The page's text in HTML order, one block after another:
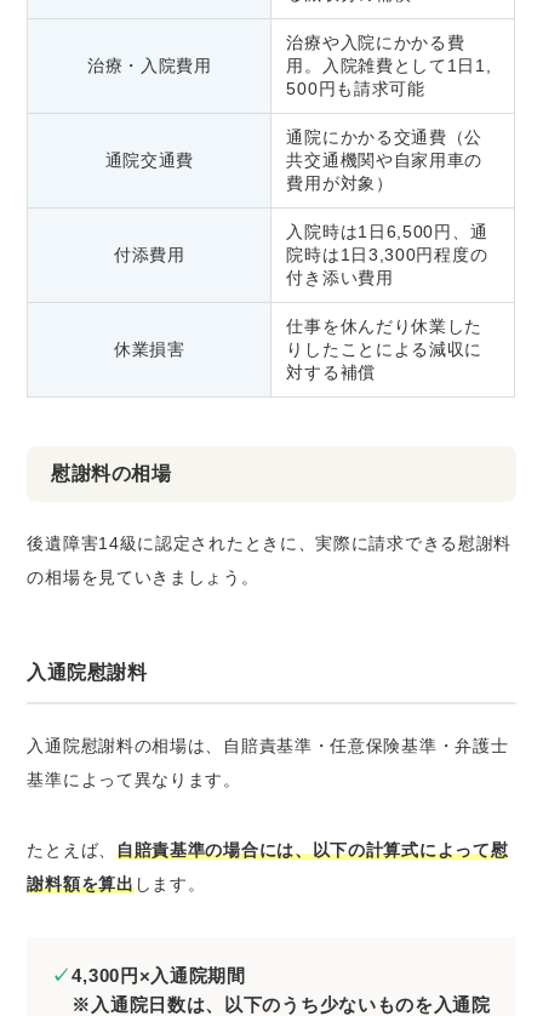
治療・入院費用
治療や入院にかかる費
用。入院雑費として1日1,
500円も請求可能
通院交通費
通院にかかる交通費（公
共交通機関や自家用車の
費用が対象）
付添費用
入院時は1日6,500円、通
院時は1日3,300円程度の
付き添い費用
休業損害
仕事を休んだり休業した
りしたことによる減収に
対する補償
慰謝料の相場
後遺障害14級に認定されたときに、実際に請求できる慰謝料
の相場を見ていきましょう。
入通院慰謝料
入通院慰謝料の相場は、自賠責基準・任意保険基準・弁護士
基準によって異なります。
たとえば、 自賠責基準の場合には、以下の計算式によって慰
謝料額を算出します。
4,300円×入通院期間
※入通院日数は、以下のうち少ないものを入通院